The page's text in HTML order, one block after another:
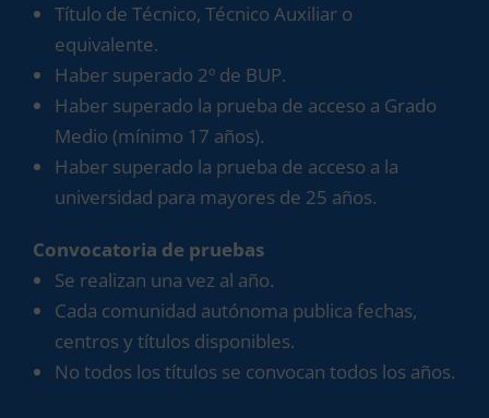
Título de Técnico, Técnico Auxiliar o
equivalente.
Haber superado 2º de BUP.
Haber superado la prueba de acceso a Grado
Medio (mínimo 17 años).
Haber superado la prueba de acceso a la
universidad para mayores de 25 años.
Convocatoria de pruebas
Se realizan una vez al año.
Cada comunidad autónoma publica fechas,
centros y títulos disponibles.
No todos los títulos se convocan todos los años.